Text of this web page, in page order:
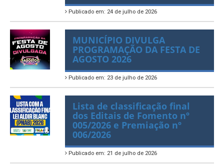
Publicado em: 24 de julho de 2026
MUNICÍPIO DIVULGA
PROGRAMAÇÃO DA FESTA DE
AGOSTO 2026
Publicado em: 23 de julho de 2026
Lista de classificação final
dos Editais de Fomento nº
005/2026 e Premiação nº
006/2026
Publicado em: 21 de julho de 2026